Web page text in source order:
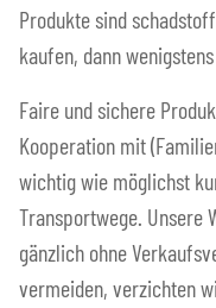
Produkte sind
kaufen, dann
Faire und sichere
Kooperation mit
wichtig wie möglichst
Transportwege. Unsere
gänzlich ohne
vermeiden, verzichten